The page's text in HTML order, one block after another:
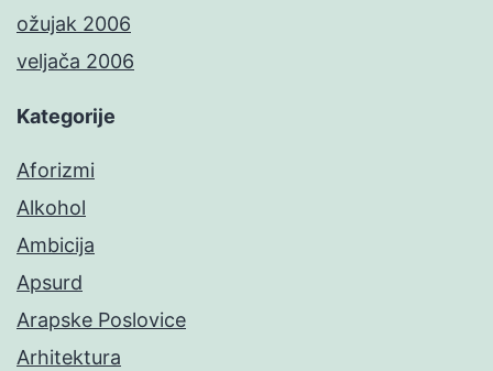
ožujak 2006
veljača 2006
Kategorije
Aforizmi
Alkohol
Ambicija
Apsurd
Arapske Poslovice
Arhitektura